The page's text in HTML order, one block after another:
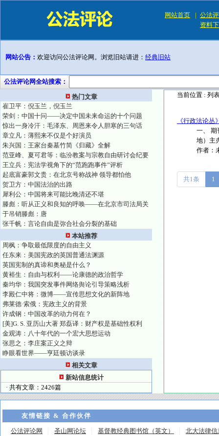
网站首页 | 公法
资料
网站公告： 欢迎访问公法评论网。浏览旧站请进： 经典旧站
公法评论网全站搜索：
热门文章
崔卫平：倪玉兰，倪玉兰
荣剑：中国十问——决定中国未来命运的十个问题
惊出一身冷汗：毛泽东、周恩来令人胆寒的三句话
章立凡：薄熙来不仅是个好演员
朱兴国：王家台秦墓竹简《归藏》全解
范亚峰、夏可君等：临汾教案与宗教自由研讨会纪要
王立兵：宪法学视角下的“范跑跑事件”评析
起底富豪郭文贵：在北京号称战神 领导都怕他
贺卫方：中国法治的出路
犀利公：中国将来可能比晚清还不堪
滕彪：听从正义和良知的呼唤——在北京市司法局关
于吊销滕彪：唐
张千帆：言论自由是弥合社会分裂的基础
本站推荐
周枫：争取最低限度的自由主义
任东来：美国宪政的英国普通法渊源
英国宪制的真谛和奥秘是什么？
黄裕生：自由与权利——论康德的政治哲学
秦均华：我国突发事件网络舆论引导策略浅析
李殿仁中将：微博——宣传思想文化的新阵地
弗莱德·索俄：宪政主义的背景
许成钢：中国改革的动力何在？
[美]G. S. 亚历山大著 郑磊译：财产权是基础性权利
金观涛：八十年代的一个宏大思想运动
张思之：李庄案正义之辩
睁眼看世界——亨廷顿访谈录
相关文章
新站信息统计
· 共有文章：2426篇
当前位置 : 列
《行政法论丛
一、 期
地）主
作者：
共1条 1
友情链接 & 合作伙伴
公法评论网 圣山网论坛 基督教经典图书馆（英文）
北大法律信